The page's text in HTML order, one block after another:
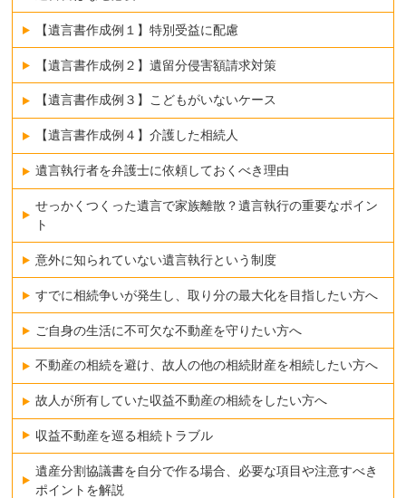
【遺言書作成例１】特別受益に配慮
【遺言書作成例２】遺留分侵害額請求対策
【遺言書作成例３】こどもがいないケース
【遺言書作成例４】介護した相続人
遺言執行者を弁護士に依頼しておくべき理由
せっかくつくった遺言で家族離散？遺言執行の重要なポイン
ト
意外に知られていない遺言執行という制度
すでに相続争いが発生し、取り分の最大化を目指したい方へ
ご自身の生活に不可欠な不動産を守りたい方へ
不動産の相続を避け、故人の他の相続財産を相続したい方へ
故人が所有していた収益不動産の相続をしたい方へ
収益不動産を巡る相続トラブル
遺産分割協議書を自分で作る場合、必要な項目や注意すべき
ポイントを解説